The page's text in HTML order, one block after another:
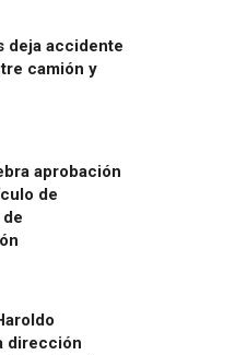
deja accidente
camión y
aprobación
de
dirección